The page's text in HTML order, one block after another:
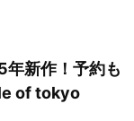
新作！予約も
of tokyo